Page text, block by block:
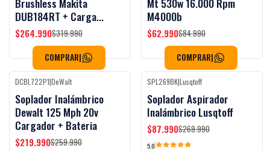
DUB184RT + Carga...
$264.990$319.990
COMPRAR|
M4000b
$62.990$84.990
COMPRAR|
-15%OFF
DCBL722P1|DeWalt
Soplador Inalámbrico
Dewalt 125 Mph 20v
Cargador + Bateria
$219.990$259.990
-67%OFF
SPL269BK|Lusqtoff
Soplador Aspirador
Inalámbrico Lusqtoff
$87.990$269.990
5.0